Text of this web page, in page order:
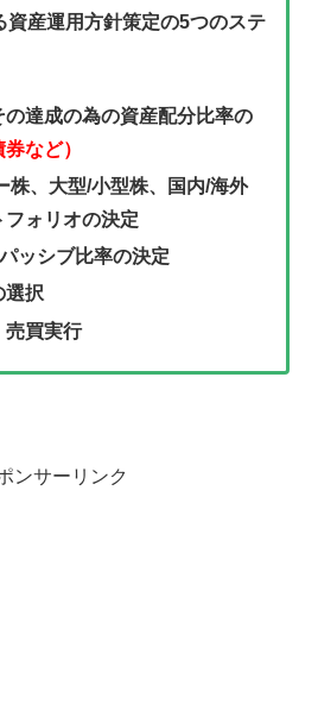
資産運用方針策定の5つのステ
達成の為の資産配分比率の
など）
株、大型/小型株、国内/海外
ォリオの決定
ッシブ比率の決定
選択
売買実行
ンサーリンク